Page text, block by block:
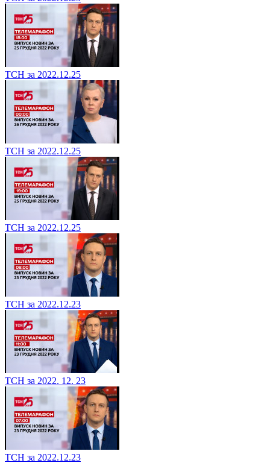
ТСН за 2022.12.25
ТСН за 2022.12.25
ТСН за 2022.12.25
ТСН за 2022.12.23
ТСН за 2022. 12. 23
ТСН за 2022.12.23